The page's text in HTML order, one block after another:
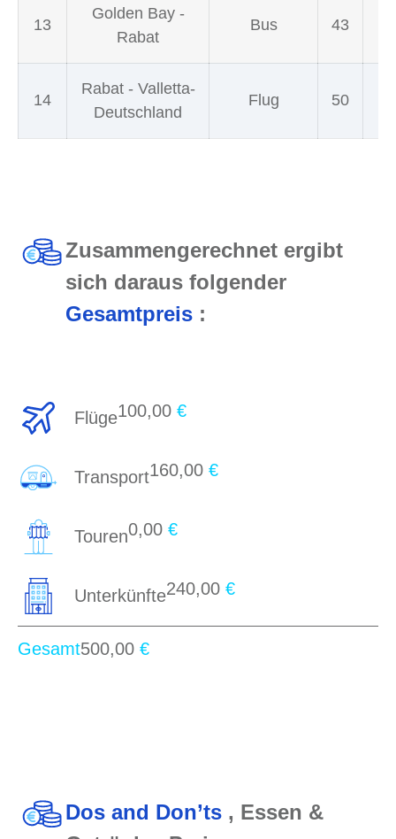
13
Golden Bay -
Rabat
Bus 43
14
Rabat - Valletta-
Deutschland
Flug 50
Zusammengerechnet ergibt
sich daraus folgender
Gesamtpreis :
Flüge100,00 €
Transport160,00 €
Touren0,00 €
Unterkünfte240,00 €
Gesamt500,00 €
Dos and Don’ts , Essen &